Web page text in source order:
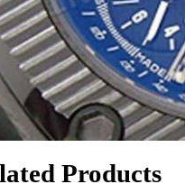
Products